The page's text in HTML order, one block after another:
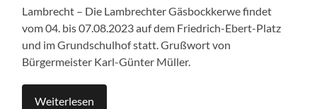
Lambrecht – Die Lambrechter Gäsbockkerwe findet
vom 04. bis 07.08.2023 auf dem Friedrich-Ebert-Platz
und im Grundschulhof statt. Grußwort von
Bürgermeister Karl-Günter Müller.
Weiterlesen